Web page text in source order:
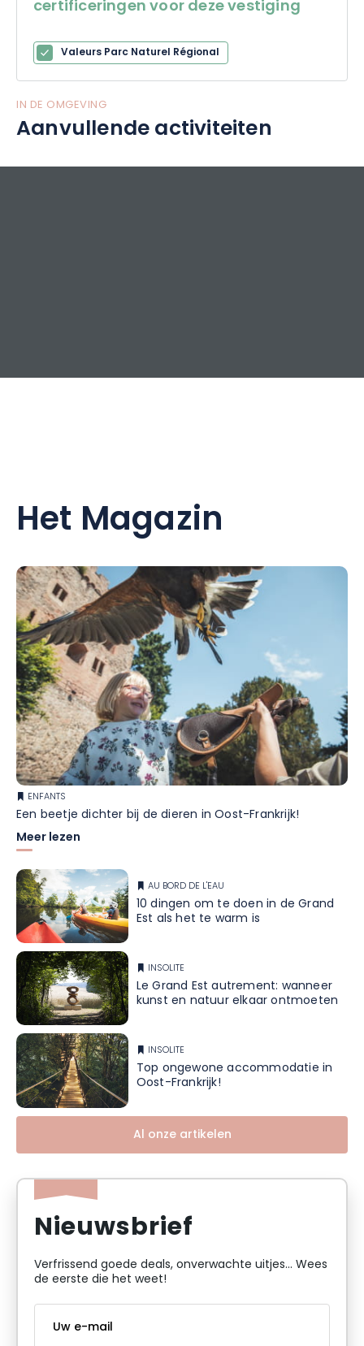
certificeringen voor deze vestiging
Valeurs Parc Naturel Régional
IN DE OMGEVING
Aanvullende activiteiten
Het Magazin
ENFANTS
Een beetje dichter bij de dieren in Oost-Frankrijk!
Meer lezen
AU BORD DE L'EAU
10 dingen om te doen in de Grand
Est als het te warm is
INSOLITE
Le Grand Est autrement: wanneer
kunst en natuur elkaar ontmoeten
INSOLITE
Top ongewone accommodatie in
Oost-Frankrijk!
Al onze artikelen
Nieuwsbrief
Verfrissend goede deals, onverwachte uitjes... Wees
de eerste die het weet!